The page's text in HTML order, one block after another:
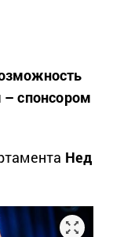
– спонсором
Нед